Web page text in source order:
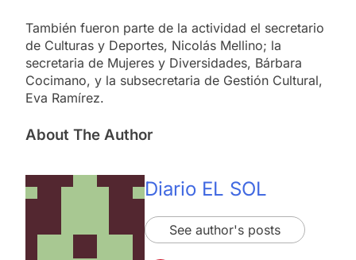
También fueron parte de la actividad el secretario
de Culturas y Deportes, Nicolás Mellino; la
secretaria de Mujeres y Diversidades, Bárbara
Cocimano, y la subsecretaria de Gestión Cultural,
Eva Ramírez.
About The Author
Diario EL SOL
See author's posts